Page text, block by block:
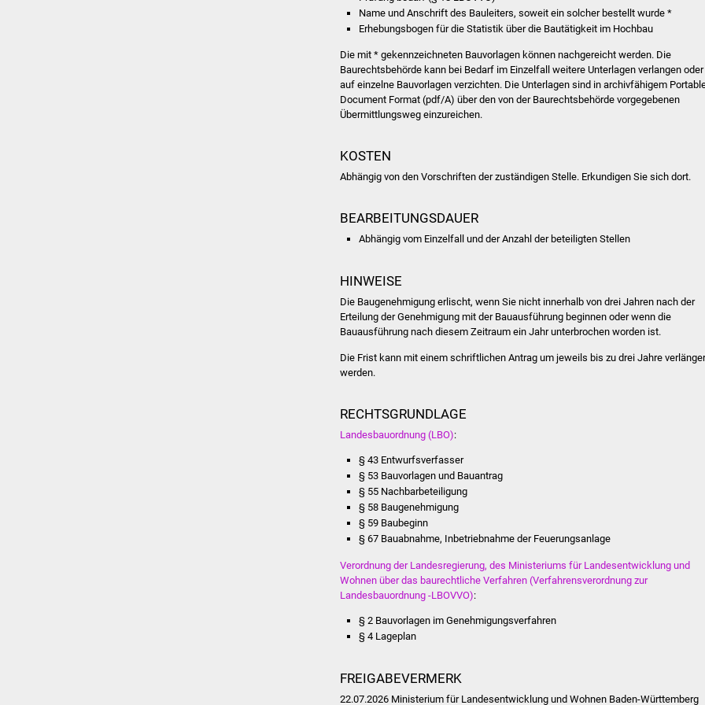
Name und Anschrift des Bauleiters, soweit ein solcher bestellt wurde *
Erhebungsbogen für die Statistik über die Bautätigkeit im Hochbau
Die mit * gekennzeichneten Bauvorlagen können nachgereicht werden. Die
Baurechtsbehörde kann bei Bedarf im Einzelfall weitere Unterlagen verlangen oder
auf einzelne Bauvorlagen verzichten. Die Unterlagen sind in archivfähigem
Document Format (pdf/A) über den von der Baurechtsbehörde vorgegebenen
Übermittlungsweg einzureichen.
KOSTEN
Abhängig von den Vorschriften der zuständigen Stelle. Erkundigen Sie sich dort.
BEARBEITUNGSDAUER
Abhängig vom Einzelfall und der Anzahl der beteiligten Stellen
HINWEISE
Die Baugenehmigung erlischt, wenn Sie nicht innerhalb von drei Jahren nach der
Erteilung der Genehmigung mit der Bauausführung beginnen oder wenn die
Bauausführung nach diesem Zeitraum ein Jahr unterbrochen worden ist.
Die Frist kann mit einem schriftlichen Antrag um jeweils bis zu drei Jahre
werden.
RECHTSGRUNDLAGE
Landesbauordnung (LBO):
§ 43 Entwurfsverfasser
§ 53 Bauvorlagen und Bauantrag
§ 55 Nachbarbeteiligung
§ 58 Baugenehmigung
§ 59 Baubeginn
§ 67 Bauabnahme, Inbetriebnahme der Feuerungsanlage
Verordnung der Landesregierung, des Ministeriums für Landesentwicklung und
Wohnen über das baurechtliche Verfahren (Verfahrensverordnung zur
Landesbauordnung -LBOVVO):
§ 2 Bauvorlagen im Genehmigungsverfahren
§ 4 Lageplan
FREIGABEVERMERK
22.07.2026 Ministerium für Landesentwicklung und Wohnen Baden-Württemberg